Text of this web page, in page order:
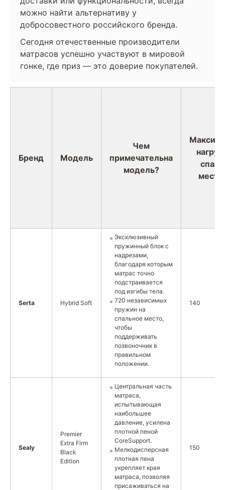
можно найти альтернативу у
добросовестного российского бренда.
Сегодня отечественные производители
матрасов успешно участвуют в мировой
гонке, где приз — это доверие покупателей.
Бренд Модель
Чем
примечательна
модель?
место
Serta Hybrid Soft
Эксклюзивный
пружинный блок с
надрезами,
благодаря которым
матрас точно
подстраивается
под изгибы тела.
720 независимых
пружин на
спальное место,
чтобы
поддерживать
позвоночник в
правильном
положении.
140
Sealy
Premier
Extra Firm
Black
Edition
Центральная часть
матраса,
испытывающая
наибольшее
давление, усилена
плотной пеной
CoreSupport.
Мелкодисперсная
плотная пена
укрепляет края
матраса, позволяя
присаживаться на
150